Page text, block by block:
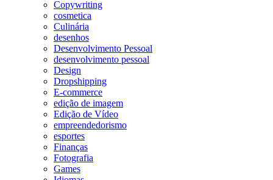
Copywriting
cosmetica
Culinária
desenhos
Desenvolvimento Pessoal
desenvolvimento pessoal
Design
Dropshipping
E-commerce
edição de imagem
Edição de Vídeo
empreendedorismo
esportes
Finanças
Fotografia
Games